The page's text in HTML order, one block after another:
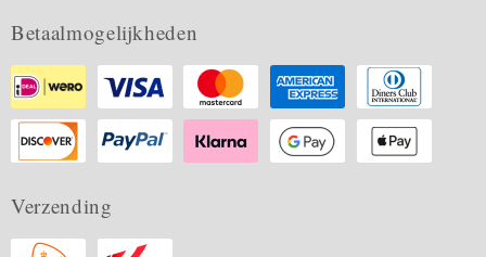
Betaalmogelijkheden
Verzending